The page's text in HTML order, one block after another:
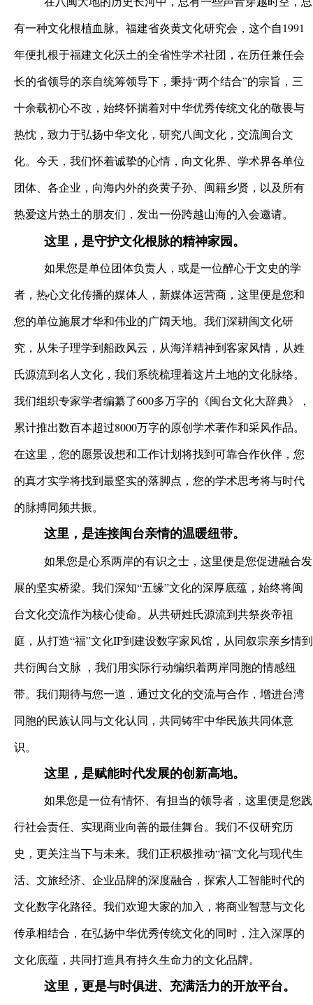
有一种文化根植血脉。福建省炎黄文化研究会，这个自1991
年便扎根于福建文化沃土的全省性学术社团，在历任兼任会
长的省领导的亲自统筹领导下，秉持“两个结合”的宗旨，三
十余载初心不改，始终怀揣着对中华优秀传统文化的敬畏与
热忱，致力于弘扬中华文化，研究八闽文化，交流闽台文
化。今天，我们怀着诚挚的心情，向文化界、学术界各单位
团体、各企业，向海内外的炎黄子孙、闽籍乡贤，以及所有
热爱这片热土的朋友们，发出一份跨越山海的入会邀请。
这里，是守护文化根脉的精神家园。
如果您是单位团体负责人，或是一位醉心于文史的学
者，热心文化传播的媒体人，新媒体运营商，这里便是您和
您的单位施展才华和伟业的广阔天地。我们深耕闽文化研
究，从朱子理学到船政风云，从海洋精神到客家风情，从姓
氏源流到名人文化，我们系统梳理着这片土地的文化脉络。
我们组织专家学者编纂了600多万字的《闽台文化大辞典》，
累计推出数百本超过8000万字的原创学术著作和采风作品。
在这里，您的愿景设想和工作计划将找到可靠合作伙伴，您
的真才实学将找到最坚实的落脚点，您的学术思考将与时代
的脉搏同频共振。
这里，是连接闽台亲情的温暖纽带。
如果您是心系两岸的有识之士，这里便是您促进融合发
展的坚实桥梁。我们深知“五缘”文化的深厚底蕴，始终将闽
台文化交流作为核心使命。从共研姓氏源流到共祭炎帝祖
庭，从打造“福”文化IP到建设数字家风馆，从同叙宗亲乡情到
共衍闽台文脉 ，我们用实际行动编织着两岸同胞的情感纽
带。我们期待与您一道，通过文化的交流与合作，增进台湾
同胞的民族认同与文化认同，共同铸牢中华民族共同体意
识。
这里，是赋能时代发展的创新高地。
如果您是一位有情怀、有担当的领导者，这里便是您践
行社会责任、实现商业向善的最佳舞台。我们不仅研究历
史，更关注当下与未来。我们正积极推动“福”文化与现代生
活、文旅经济、企业品牌的深度融合，探索人工智能时代的
文化数字化路径。我们欢迎大家的加入，将商业智慧与文化
传承相结合，在弘扬中华优秀传统文化的同时，注入深厚的
文化底蕴，共同打造具有持久生命力的文化品牌。
这里，更是与时俱进、充满活力的开放平台。